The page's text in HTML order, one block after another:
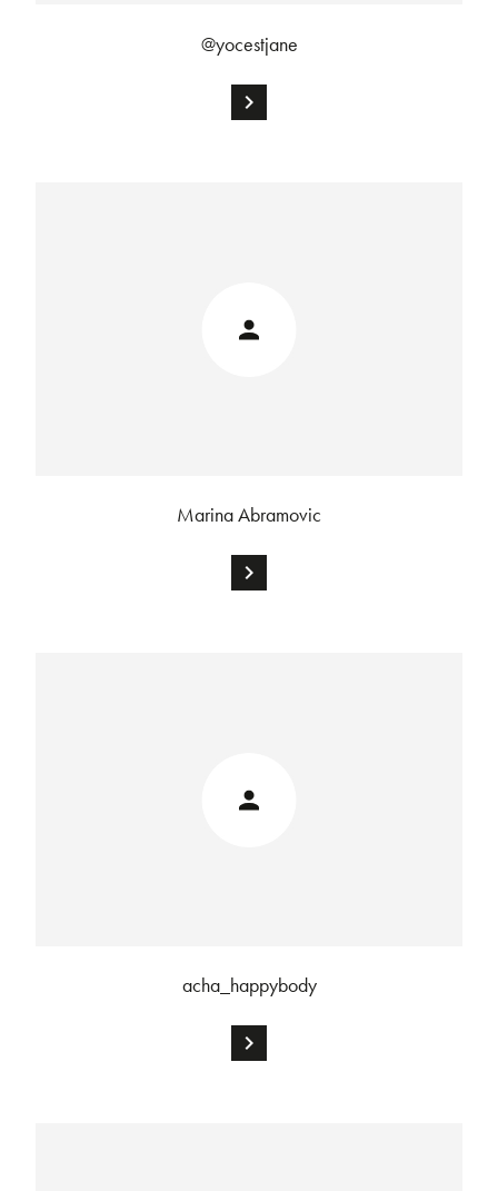
@yocestjane
chevron_right
Marina Abramovic
chevron_right
acha_happybody
chevron_right